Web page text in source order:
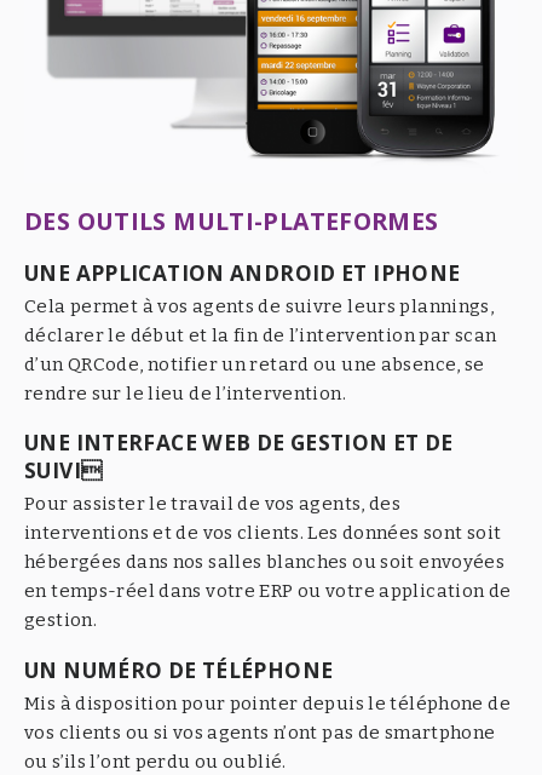
DES OUTILS MULTI-PLATEFORMES
UNE APPLICATION ANDROID ET IPHONE
Cela permet à vos agents de suivre leurs plannings,
déclarer le début et la fin de l’intervention par scan
d’un QRCode, notifier un retard ou une absence, se
rendre sur le lieu de l’intervention.
UNE INTERFACE WEB DE GESTION ET DE
SUIVI
Pour assister le travail de vos agents, des
interventions et de vos clients. Les données sont soit
hébergées dans nos salles blanches ou soit envoyées
en temps-réel dans votre ERP ou votre application de
gestion.
UN NUMÉRO DE TÉLÉPHONE
Mis à disposition pour pointer depuis le téléphone de
vos clients ou si vos agents n’ont pas de smartphone
ou s’ils l’ont perdu ou oublié.